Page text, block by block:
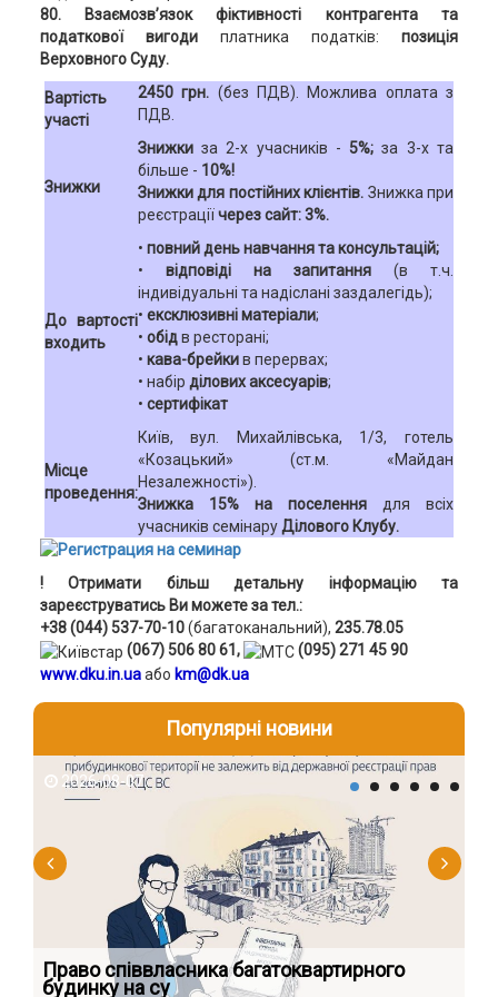
80. Взаємозв’язок фіктивності контрагента та
податкової вигоди платника податків:позиція
Верховного Суду.
Вартість
участі
2450 грн. (без ПДВ). Можлива оплата з
ПДВ.
Знижки
Знижкиза 2-х учасників - 5%; за 3-х та
більше - 10%!
Знижки для постійних клієнтів. Знижка при
реєстраціїчерез сайт: 3%.
До вартості
входить
• повний день навчання та консультацій;
• відповіді на запитання(в т.ч.
індивідуальні та надіслані заздалегідь);
• ексклюзивні матеріали;
• обідв ресторані;
• кава-брейкив перервах;
• набір ділових аксесуарів;
• сертифікат
Місце
проведення:
Київ, вул. Михайлівська, 1/3, готель
«Козацький» (ст.м. «Майдан
Незалежності»).
Знижка 15% на поселення для всіх
учасників семінаруДілового Клубу.
! Отримати більш детальну інформацію та
зареєструватись Ви можете за тел.:
+38 (044) 537-70-10(багатоканальний), 235.78.05
(067) 506 80 61,
(095) 271 45 90
www.dku.in.uaабо km@dk.ua
Популярні новини
2026-08-07
Право співвласника багатоквартирного
будинку на су